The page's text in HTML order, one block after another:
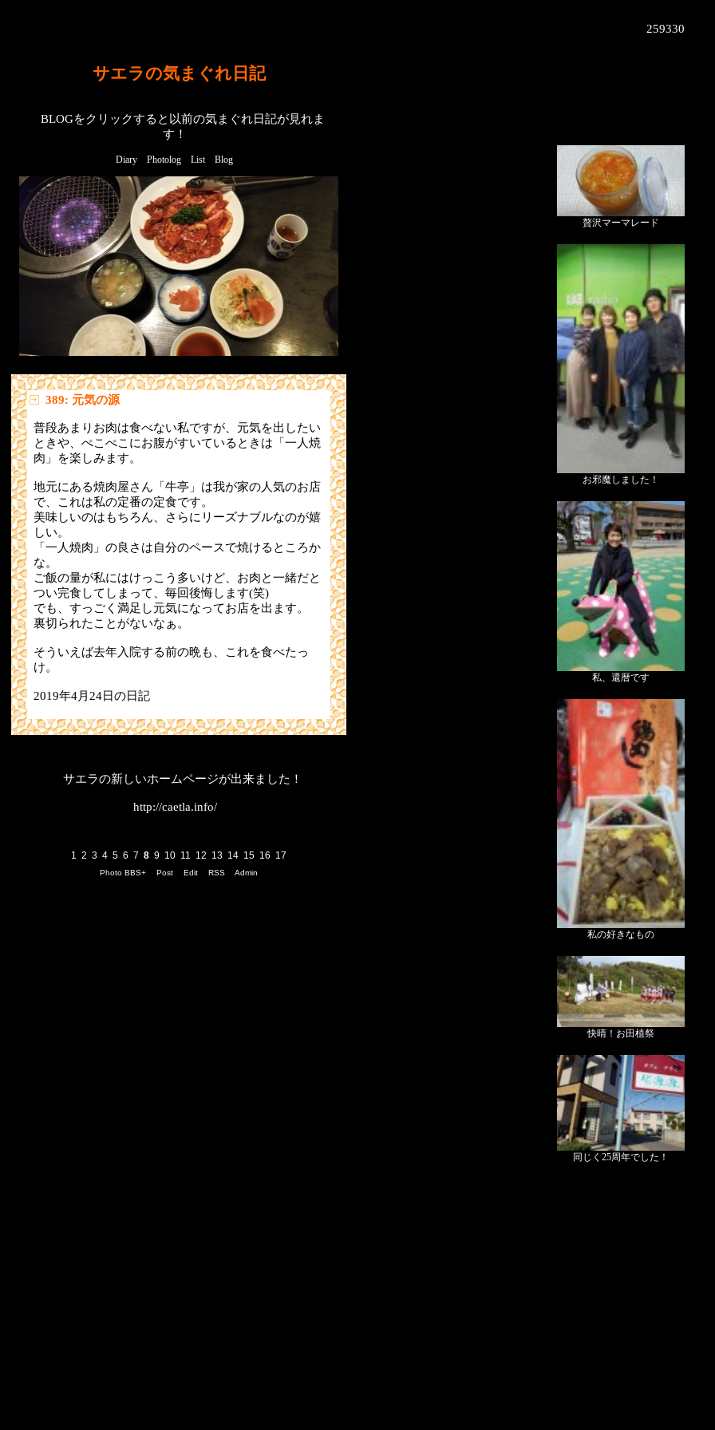
259330
サエラの気まぐれ日記
BLOGをクリックすると以前の気まぐれ日記が見れま
す！
Diary Photolog List Blog
389: 元気の源
普段あまりお肉は食べない私ですが、元気を出したい
ときや、ぺこぺこにお腹がすいているときは「一人焼
肉」を楽しみます。
地元にある焼肉屋さん「牛亭」は我が家の人気のお店
で、これは私の定番の定食です。
美味しいのはもちろん、さらにリーズナブルなのが嬉
しい。
「一人焼肉」の良さは自分のペースで焼けるところか
な。
ご飯の量が私にはけっこう多いけど、お肉と一緒だと
つい完食してしまって、毎回後悔します(笑)
でも、すっごく満足し元気になってお店を出ます。
裏切られたことがないなぁ。
そういえば去年入院する前の晩も、これを食べたっ
け。
2019年4月24日の日記
サエラの新しいホームページが出来ました！
http://caetla.info/
1 2 3 4 5 6 7 8 9 10 11 12 13 14 15 16 17
Photo BBS+ Post Edit RSS Admin
贅沢マーマレード
お邪魔しました！
私、還暦です
私の好きなもの
快晴！お田植祭
同じく25周年でした！